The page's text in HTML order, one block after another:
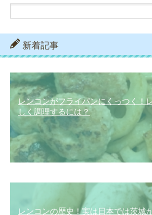
新着記事
レンコンがフライパンにくっつく！
しく調理するには？
レンコンの歴史！実は日本では茨城